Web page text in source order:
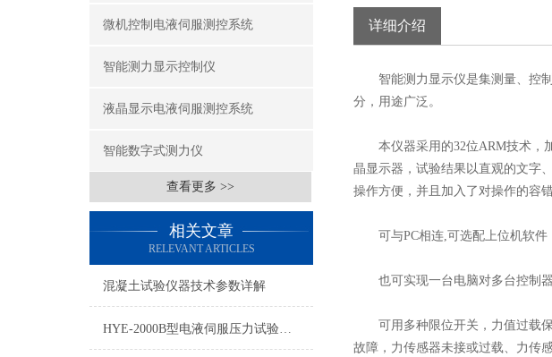
微机控制电液伺服测控系统
智能测力显示控制仪
液晶显示电液伺服测控系统
智能数字式测力仪
查看更多 >>
相关文章
RELEVANT ARTICLES
混凝土试验仪器技术参数详解
HYE-2000B型电液伺服压力试验机操作说明
详细介绍
智能测力显示仪是集测量、控制
分，用途广泛。
本仪器采用的32位ARM技术，加
晶显示器，试验结果以直观的文字
操作方便，并且加入了对操作的容
可与PC相连,可选配上位机软件
也可实现一台电脑对多台控制器
可用多种限位开关，力值过载保
故障，力传感器未接或过载、力传